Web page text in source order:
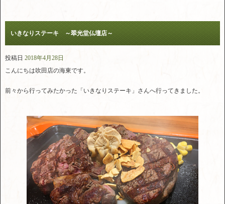
いきなりステーキ ～翠光堂仏壇店～
投稿日 2018年4月28日
こんにちは吹田店の海東です。
前々から行ってみたかった「いきなりステーキ」さんへ行ってきました。